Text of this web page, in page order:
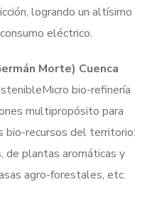
logrando un altísimo
eléctrico.
Morte) Cuenca
bio-refinería
multipropósito para
bio-recursos del territorio:
de plantas aromáticas y
agro-forestales, etc.